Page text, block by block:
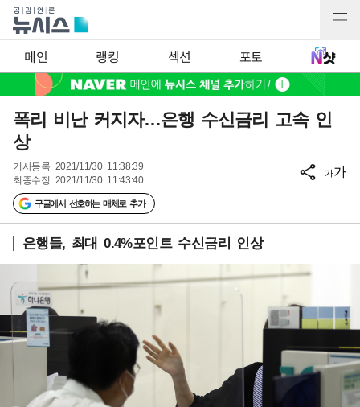
메인 랭킹 섹션 포토
폭리 비난 커지자…은행 수신금리 고속 인
상
기사등록 2021/11/30 11:38:39
최종수정 2021/11/30 11:43:40
구글에서 선호하는 매체로 추가
가가
은행들, 최대 0.4%포인트 수신금리 인상